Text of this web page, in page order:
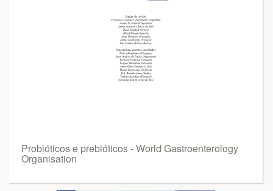
Probióticos e prebióticos - World Gastroenterology
Organisation